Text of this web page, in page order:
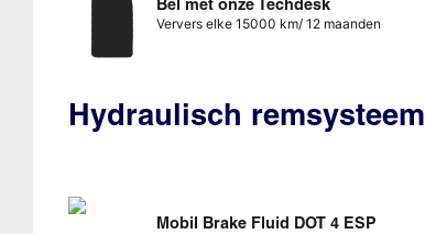
Bel met onze Techdesk
Ververs elke 15000 km/ 12 maanden
Hydraulisch remsysteem
Mobil Brake Fluid DOT 4 ESP